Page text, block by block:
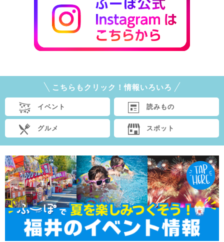
こちらもクリック！情報いろいろ
イベント 読みもの
グルメ スポット